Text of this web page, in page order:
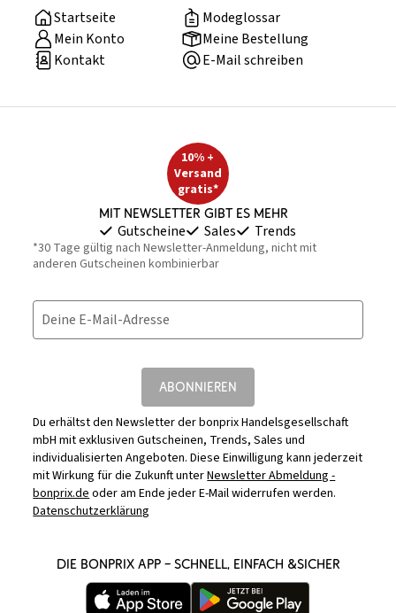
Startseite
Modeglossar
Mein Konto
Meine Bestellung
Kontakt
E-Mail schreiben
10% +
Versand
gratis*
Mit Newsletter gibt es mehr
Gutscheine Sales Trends
*30 Tage gültig nach Newsletter-Anmeldung, nicht mit
anderen Gutscheinen kombinierbar
Deine E-Mail-Adresse
ABONNIEREN
Du erhältst den Newsletter der bonprix Handelsgesellschaft
mbH mit exklusiven Gutscheinen, Trends, Sales und
individualisierten Angeboten. Diese Einwilligung kann jederzeit
mit Wirkung für die Zukunft unterNewsletter Abmeldung -
bonprix.deoder am Ende jeder E-Mail widerrufen werden.
Datenschutzerklärung
DIE BONPRIX APP – SCHNELL, EINFACH &SICHER